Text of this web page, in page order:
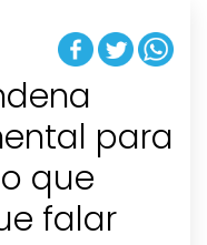
para
que
falar